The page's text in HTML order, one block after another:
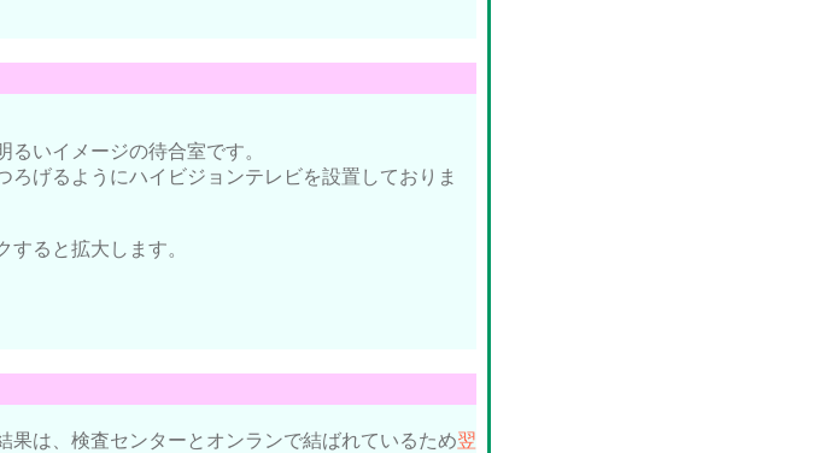
いイメージの待合室です。
ろげるようにハイビジョンテレビを設置しておりま
すると拡大します。
果は、検査センターとオンランで結ばれているため翌